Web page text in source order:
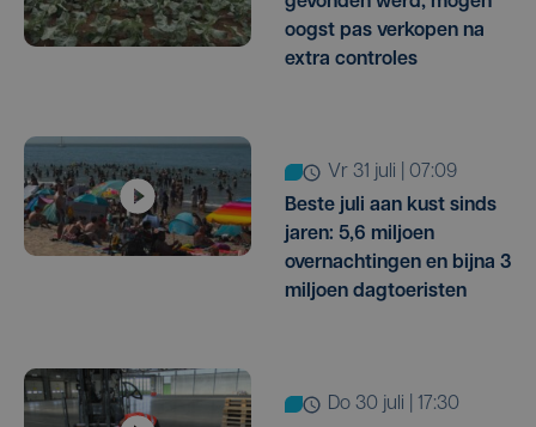
oogst pas verkopen na
extra controles
vr 31 juli | 07:09
Beste juli aan kust sinds
jaren: 5,6 miljoen
overnachtingen en bijna 3
miljoen dagtoeristen
do 30 juli | 17:30